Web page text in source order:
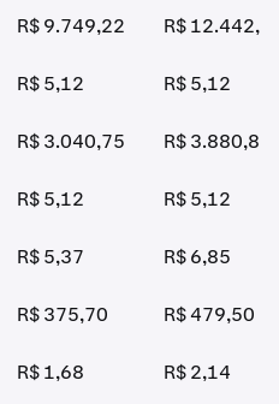
R$ 9.749,22 R$
R$ 5,12 R$ 5,12
R$ 3.040,75 R$ 3.880,85
R$ 5,12 R$ 5,12
R$ 5,37 R$ 6,85
R$ 375,70 R$ 479,50
R$ 1,68 R$ 2,14